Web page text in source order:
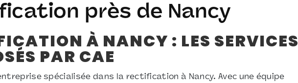
près de Nancy
À NANCY : LES SERVICES
PAR CAE
spécialisée dans la rectification à Nancy. Avec une équipe